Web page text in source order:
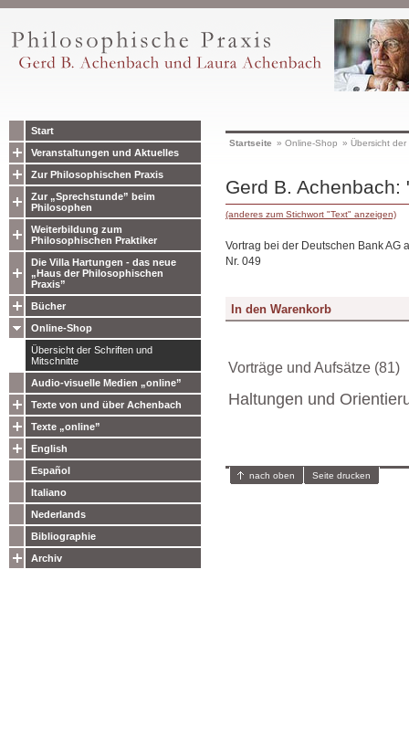
Start
Veranstaltungen und Aktuelles
Zur Philosophischen Praxis
Zur „Sprechstunde” beim
Philosophen
Weiterbildung zum
Philosophischen Praktiker
Die Villa Hartungen - das neue
„Haus der Philosophischen
Praxis”
Bücher
Online-Shop
Übersicht der Schriften und
Mitschnitte
Audio-visuelle Medien „online”
Texte von und über Achenbach
Texte „online”
English
Español
Italiano
Nederlands
Bibliographie
Archiv
Startseite » Online-Shop » Übersicht
Gerd B. Achenbach:
(anderes zum Stichwort "Text" anzeigen)
Vortrag bei der Deutschen Bank AG
Nr. 049
Vorträge und Aufsätze (81)
Haltungen und
nach oben Seite drucken